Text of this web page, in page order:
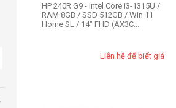
HP 240R G9 - Intel Core i3-1315U /
RAM 8GB / SSD 512GB / Win 11
Home SL / 14" FHD (AX3C...
Liên hệ để biết giá